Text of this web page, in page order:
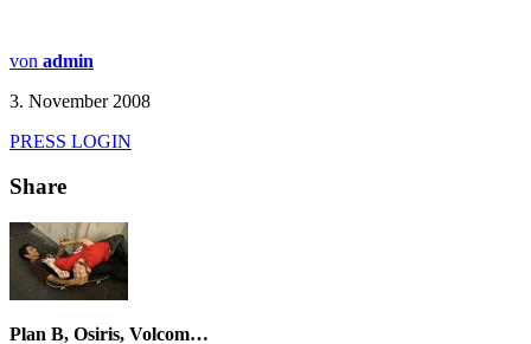
von admin
3. November 2008
PRESS LOGIN
Share
Plan B, Osiris, Volcom…